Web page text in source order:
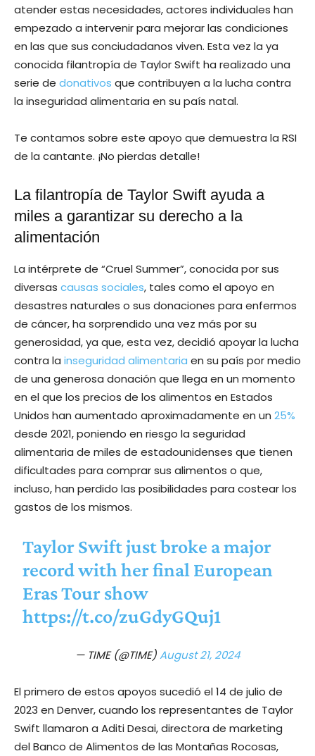
atender estas necesidades, actores individuales han
empezado a intervenir para mejorar las condiciones
en las que sus conciudadanos viven. Esta vez la ya
conocida filantropía de Taylor Swift ha realizado una
serie de donativos que contribuyen a la lucha contra
la inseguridad alimentaria en su país natal.
Te contamos sobre este apoyo que demuestra la RSI
de la cantante. ¡No pierdas detalle!
La filantropía de Taylor Swift ayuda a
miles a garantizar su derecho a la
alimentación
La intérprete de “Cruel Summer”, conocida por sus
diversas causas sociales, tales como el apoyo en
desastres naturales o sus donaciones para enfermos
de cáncer, ha sorprendido una vez más por su
generosidad, ya que, esta vez, decidió apoyar la lucha
contra la inseguridad alimentaria en su país por medio
de una generosa donación que llega en un momento
en el que los precios de los alimentos en Estados
Unidos han aumentado aproximadamente en un 25%
desde 2021, poniendo en riesgo la seguridad
alimentaria de miles de estadounidenses que tienen
dificultades para comprar sus alimentos o que,
incluso, han perdido las posibilidades para costear los
gastos de los mismos.
Taylor Swift just broke a major
record with her final European
Eras Tour show
https://t.co/zuGdyGQuj1
— TIME (@TIME)August 21, 2024
El primero de estos apoyos sucedió el 14 de julio de
2023 en Denver, cuando los representantes de Taylor
Swift llamaron a Aditi Desai, directora de marketing
del Banco de Alimentos de las Montañas Rocosas,